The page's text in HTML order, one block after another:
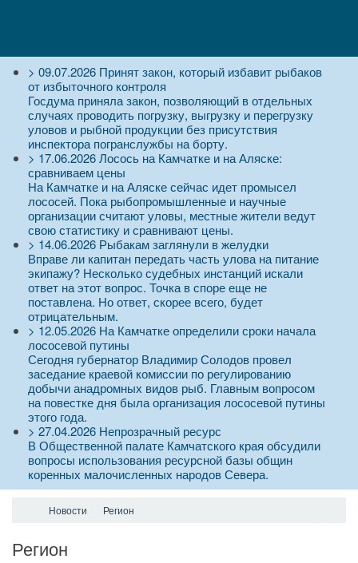
> 09.07.2026 Принят закон, который избавит рыбаков
от избыточного контроля
Госдума приняла закон, позволяющий в отдельных
случаях проводить погрузку, выгрузку и перегрузку
уловов и рыбной продукции без присутствия
инспектора погранслужбы на борту.
> 17.06.2026Лосось на Камчатке и на Аляске:
сравниваем цены
На Камчатке и на Аляске сейчас идет промысел
лососей. Пока рыбопромышленные и научные
организации считают уловы, местные жители ведут
свою статистику и сравнивают цены.
> 14.06.2026 Рыбакам заглянули в желудки
Вправе ли капитан передать часть улова на питание
экипажу? Несколько судебных инстанций искали
ответ на этот вопрос. Точка в споре еще не
поставлена. Но ответ, скорее всего, будет
отрицательным.
> 12.05.2026 На Камчатке определили сроки начала
лососевой путины
Сегодня губернатор Владимир Солодов провел
заседание краевой комиссии по регулированию
добычи анадромных видов рыб. Главным вопросом
на повестке дня была организация лососевой путины
этого года.
> 27.04.2026 Непрозрачный ресурс
В Общественной палате Камчатского края обсудили
вопросы использования ресурсной базы общин
коренных малочисленных народов Севера.
Новости Регион
Регион